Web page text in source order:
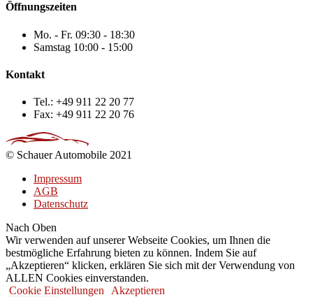
Öffnungszeiten
Mo. - Fr. 09:30 - 18:30
Samstag 10:00 - 15:00
Kontakt
Tel.: +49 911 22 20 77
Fax: +49 911 22 20 76
© Schauer Automobile 2021
Impressum
AGB
Datenschutz
Nach Oben
Wir verwenden auf unserer Webseite Cookies, um Ihnen die
bestmögliche Erfahrung bieten zu können. Indem Sie auf
„Akzeptieren“ klicken, erklären Sie sich mit der Verwendung von
ALLEN Cookies einverstanden.
Cookie Einstellungen
Akzeptieren